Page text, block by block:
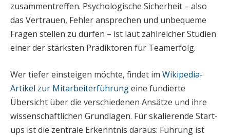
zusammentreffen. Psychologische Sicherheit – also
das Vertrauen, Fehler ansprechen und unbequeme
Fragen stellen zu dürfen – ist laut zahlreicher Studien
einer der stärksten Prädiktoren für Teamerfolg.
Wer tiefer einsteigen möchte, findet im Wikipedia-
Artikel zur Mitarbeiterführungeine fundierte
Übersicht über die verschiedenen Ansätze und ihre
wissenschaftlichen Grundlagen. Für skalierende Start-
ups ist die zentrale Erkenntnis daraus: Führung ist